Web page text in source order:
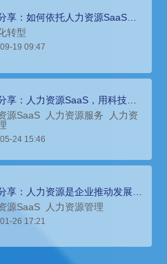
享：如何依托人力资源SaaS完
资源数字化转型
转型
19 09:47
享：人力资源SaaS，用科技解
人力资源管理
源SaaS 人力资源服务
人力资
24 15:46
享：人力资源是企业推动发展及
重要资源
源SaaS 人力资源管理
26 17:21